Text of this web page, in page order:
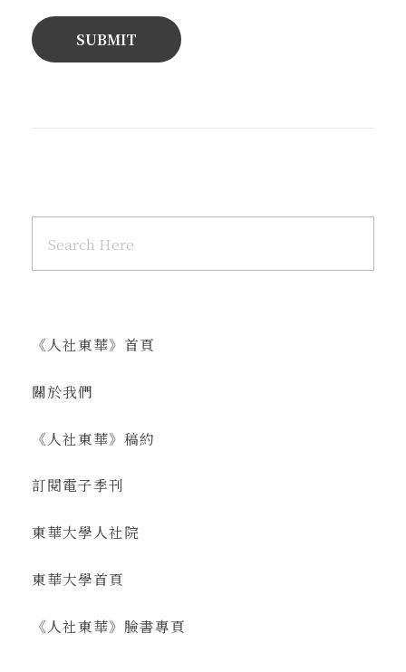
《人社東華》首頁
關於我們
《人社東華》稿約
訂閱電子季刊
東華大學人社院
東華大學首頁
《人社東華》臉書專頁